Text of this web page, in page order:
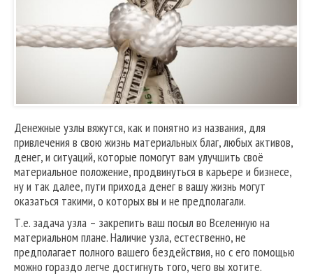
Денежные узлы вяжутся, как и понятно из названия, для
привлечения в свою жизнь материальных благ, любых активов,
денег, и ситуаций, которые помогут вам улучшить своё
материальное положение, продвинуться в карьере и бизнесе,
ну и так далее, пути прихода денег в вашу жизнь могут
оказаться такими, о которых вы и не предполагали.
Т.е. задача узла – закрепить ваш посыл во Вселенную на
материальном плане. Наличие узла, естественно, не
предполагает полного вашего бездействия, но с его помощью
можно гораздо легче достигнуть того, чего вы хотите.